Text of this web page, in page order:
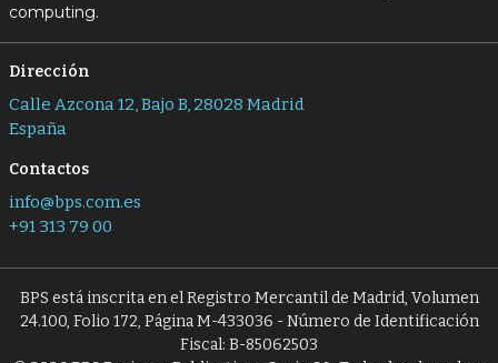
computing.
Dirección
Calle Azcona 12, Bajo B, 28028 Madrid
España
Contactos
info@bps.com.es
+91 313 79 00
BPS está inscrita en el Registro Mercantil de Madrid, Volumen
24.100, Folio 172, Página M-433036 - Número de Identificación
Fiscal: B-85062503